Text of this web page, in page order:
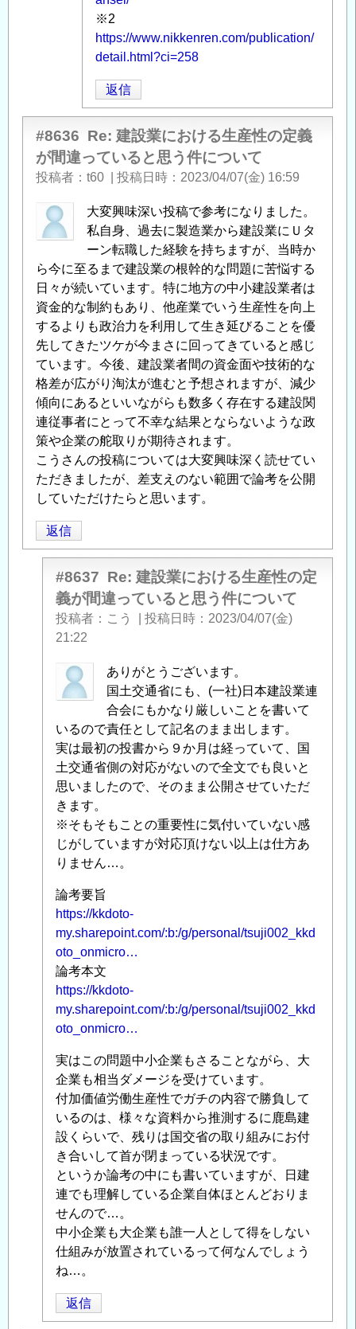
※2
https://www.nikkenren.com/publication/
detail.html?ci=258
返信
#8636 Re: 建設業における生産性の定義
が間違っていると思う件について
投稿者 t60 投稿日時 2023/04/07(金) 16:59
大変興味深い投稿で参考になりました。
私自身、過去に製造業から建設業にＵタ
ーン転職した経験を持ちますが、当時か
ら今に至るまで建設業の根幹的な問題に苦悩する
日々が続いています。特に地方の中小建設業者は
資金的な制約もあり、他産業でいう生産性を向上
するよりも政治力を利用して生き延びることを優
先してきたツケが今まさに回ってきていると感じ
ています。今後、建設業者間の資金面や技術的な
格差が広がり淘汰が進むと予想されますが、減少
傾向にあるといいながらも数多く存在する建設関
連従事者にとって不幸な結果とならないような政
策や企業の舵取りが期待されます。
こうさんの投稿については大変興味深く読せてい
ただきましたが、差支えのない範囲で論考を公開
していただけたらと思います。
返信
#8637 Re: 建設業における生産性の定
義が間違っていると思う件について
投稿者 こう 投稿日時
2023/04/07(金)
21:22
匿
名
稿
者
に
よ
る
「Re:
建
設
に
お
け
る
生
産
性
の
定
義
が
間
違
っ
て
い
る
と
思
う
に
つ
ありがとうございます。
国土交通省にも、(一社)日本建設業連
合会にもかなり厳しいことを書いて
いるので責任として記名のまま出します。
実は最初の投書から９か月は経っていて、国
土交通省側の対応がないので全文でも良いと
思いましたので、そのまま公開させていただ
きます。
※そもそもことの重要性に気付いていない感
じがしていますが対応頂けない以上は仕方あ
りません…。
論考要旨
https://kkdoto-
my.sharepoint.com/:b:/g/personal/tsuji002_kkd
oto_onmicro…
論考本文
https://kkdoto-
my.sharepoint.com/:b:/g/personal/tsuji002_kkd
oto_onmicro…
実はこの問題中小企業もさることながら、大
企業も相当ダメージを受けています。
付加価値労働生産性でガチの内容で勝負して
いるのは、様々な資料から推測するに鹿島建
設くらいで、残りは国交省の取り組みにお付
き合いして首が閉まっている状況です。
というか論考の中にも書いていますが、日建
連でも理解している企業自体ほとんどおりま
せんので…。
中小企業も大企業も誰一人として得をしない
仕組みが放置されているって何なんでしょう
ね…。
返信